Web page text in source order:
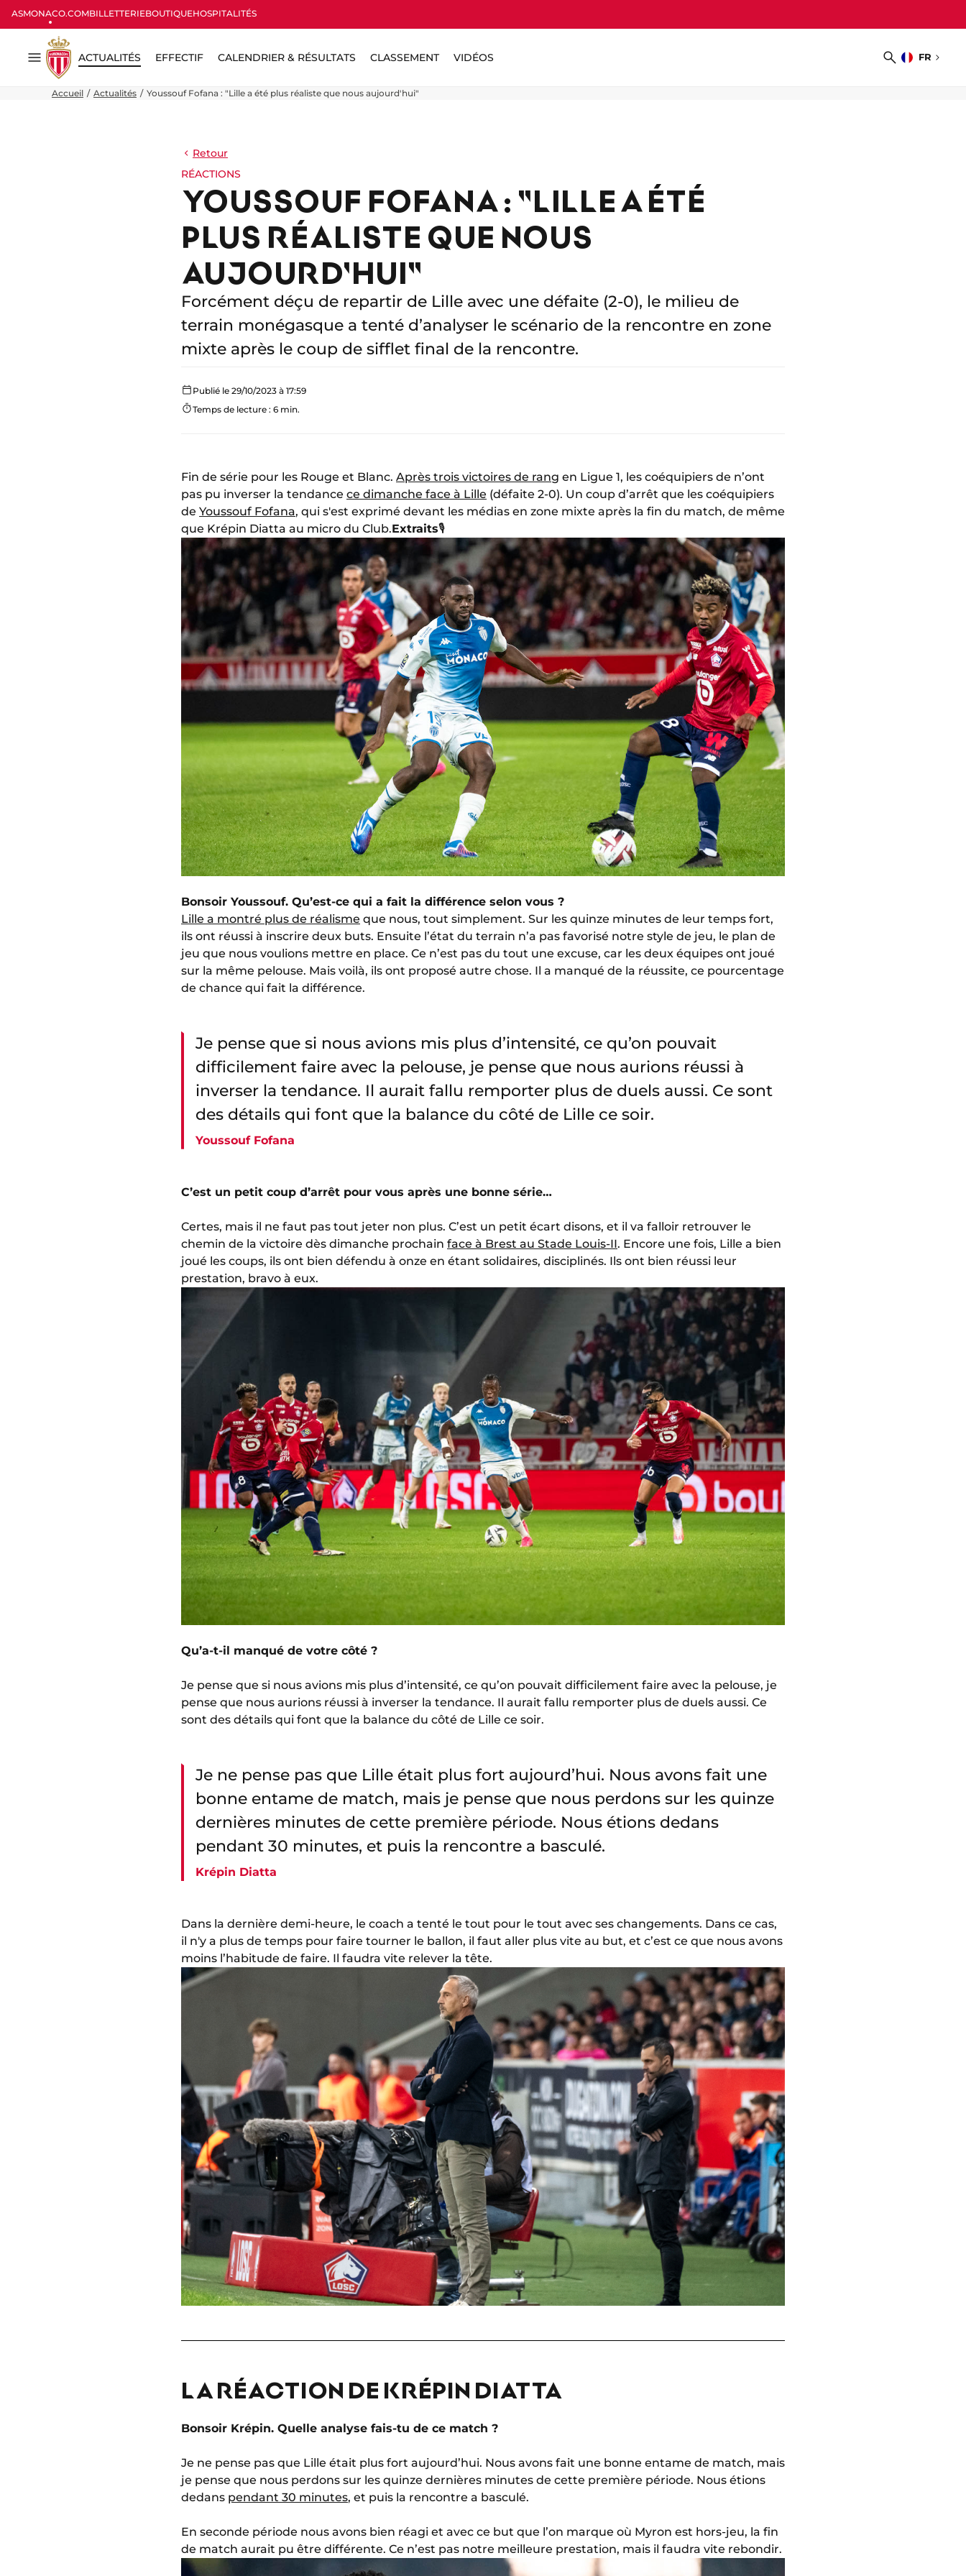
ASMONACO.COMBILLETTERIEBOUTIQUEHOSPITALITÉS
Menu
ACTUALITÉS EFFECTIF CALENDRIER & RÉSULTATS CLASSEMENT VIDÉOS
Recherche
FR
Choisir
Accueil Actualités Youssouf Fofana : "Lille a été plus réaliste que nous aujourd'hui"
Retour
RÉACTIONS
YOUSSOUF FOFANA : "LILLE A ÉTÉ
PLUS RÉALISTE QUE NOUS
AUJOURD'HUI"
Forcément déçu de repartir de Lille avec une défaite (2-0), le milieu de
terrain monégasque a tenté d’analyser le scénario de la rencontre en zone
mixte après le coup de sifflet final de la rencontre.
Publié le 29/10/2023 à 17:59
Temps de lecture : 6 min.
Fin de série pour les Rouge et Blanc. Après trois victoires de rang en Ligue 1, les coéquipiers de n’ont
pas pu inverser la tendance ce dimanche face à Lille (défaite 2-0). Un coup d’arrêt que les coéquipiers
de Youssouf Fofana, qui s'est exprimé devant les médias en zone mixte après la fin du match, de même
que Krépin Diatta au micro du Club.Extraits🎙
Bonsoir Youssouf. Qu’est-ce qui a fait la différence selon vous ?
Lille a montré plus de réalisme que nous, tout simplement. Sur les quinze minutes de leur temps fort,
ils ont réussi à inscrire deux buts. Ensuite l’état du terrain n’a pas favorisé notre style de jeu, le plan de
jeu que nous voulions mettre en place. Ce n’est pas du tout une excuse, car les deux équipes ont joué
sur la même pelouse. Mais voilà, ils ont proposé autre chose. Il a manqué de la réussite, ce pourcentage
de chance qui fait la différence.
Je pense que si nous avions mis plus d’intensité, ce qu’on pouvait
difficilement faire avec la pelouse, je pense que nous aurions réussi à
inverser la tendance. Il aurait fallu remporter plus de duels aussi. Ce sont
des détails qui font que la balance du côté de Lille ce soir.
Youssouf Fofana
C’est un petit coup d’arrêt pour vous après une bonne série…
Certes, mais il ne faut pas tout jeter non plus. C’est un petit écart disons, et il va falloir retrouver le
chemin de la victoire dès dimanche prochain face à Brest au Stade Louis-II. Encore une fois, Lille a bien
joué les coups, ils ont bien défendu à onze en étant solidaires, disciplinés. Ils ont bien réussi leur
prestation, bravo à eux.
Qu’a-t-il manqué de votre côté ?
Je pense que si nous avions mis plus d’intensité, ce qu’on pouvait difficilement faire avec la pelouse, je
pense que nous aurions réussi à inverser la tendance. Il aurait fallu remporter plus de duels aussi. Ce
sont des détails qui font que la balance du côté de Lille ce soir.
Je ne pense pas que Lille était plus fort aujourd’hui. Nous avons fait une
bonne entame de match, mais je pense que nous perdons sur les quinze
dernières minutes de cette première période. Nous étions dedans
pendant 30 minutes, et puis la rencontre a basculé.
Krépin Diatta
Dans la dernière demi-heure, le coach a tenté le tout pour le tout avec ses changements. Dans ce cas,
il n'y a plus de temps pour faire tourner le ballon, il faut aller plus vite au but, et c’est ce que nous avons
moins l’habitude de faire. Il faudra vite relever la tête.
LA RÉACTION DE KRÉPIN DIATTA
Bonsoir Krépin. Quelle analyse fais-tu de ce match ?
Je ne pense pas que Lille était plus fort aujourd’hui. Nous avons fait une bonne entame de match, mais
je pense que nous perdons sur les quinze dernières minutes de cette première période. Nous étions
dedans pendant 30 minutes, et puis la rencontre a basculé.
En seconde période nous avons bien réagi et avec ce but que l’on marque où Myron est hors-jeu, la fin
de match aurait pu être différente. Ce n’est pas notre meilleure prestation, mais il faudra vite rebondir.